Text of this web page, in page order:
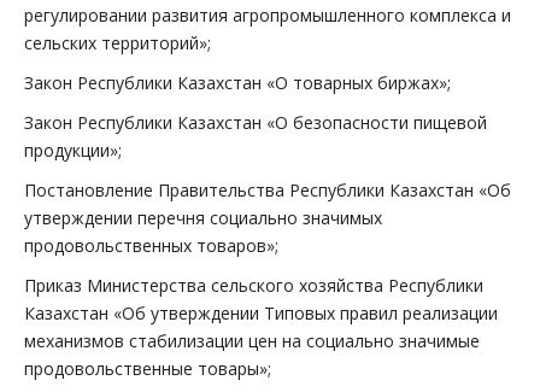
регулировании развития агропромышленного комплекса и
сельских территорий»;
Закон Республики Казахстан «О товарных биржах»;
Закон Республики Казахстан «О безопасности пищевой
продукции»;
Постановление Правительства Республики Казахстан «Об
утверждении перечня социально значимых
продовольственных товаров»;
Приказ Министерства сельского хозяйства Республики
Казахстан «Об утверждении Типовых правил реализации
механизмов стабилизации цен на социально значимые
продовольственные товары»;